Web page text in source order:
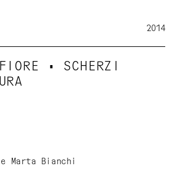
2014
• SCHERZI
Marta Bianchi